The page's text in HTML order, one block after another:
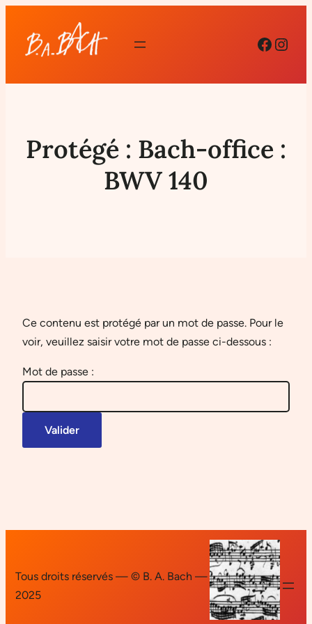
Protégé : Bach-office :
BWV 140
Ce contenu est protégé par un mot de passe. Pour le
voir, veuillez saisir votre mot de passe ci-dessous :
Mot de passe :
Tous droits réservés — © B. A. Bach —
2025